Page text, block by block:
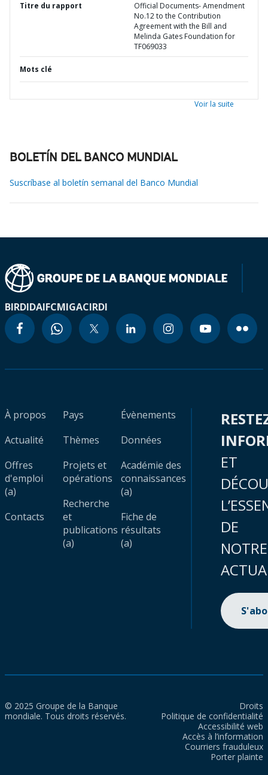
Titre du rapport
Official Documents- Amendment
No.12 to the Contribution
Agreement with the Bill and
Melinda Gates Foundation for
TF069033
Mots clé
Voir la suite
BOLETÍN DEL BANCO MUNDIAL
Suscríbase al boletín semanal del Banco Mundial
BIRDIDAIFCMIGACIRDI
À propos
Actualité
Offres
d'emploi
(a)
Contacts
Pays
Thèmes
Projets et
opérations
Recherche
et
publications
(a)
Évènements
Données
Académie des
connaissances
(a)
Fiche de
résultats
(a)
ET
DE
NOTRE
© 2025 Groupe de la Banque
mondiale. Tous droits réservés.
Droits
Politique de confidentialité
Accessibilité web
Accès à l’information
Courriers frauduleux
Porter plainte